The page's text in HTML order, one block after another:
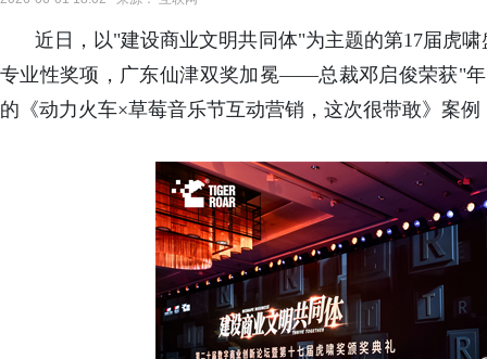
近日，以"建设商业文明共同体"为主题的第17届虎
专业性奖项，广东仙津双奖加冕——总裁邓启俊荣获"
的《动力火车×草莓音乐节互动营销，这次很带敢》案